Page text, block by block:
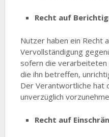
Recht auf
Nutzer haben ein Recht
Vervollständigung
sofern die
die ihn betreffen,
Der Verantwortliche hat
unverzüglich
Recht auf